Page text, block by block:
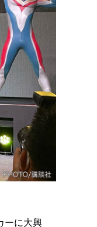
ーに大興